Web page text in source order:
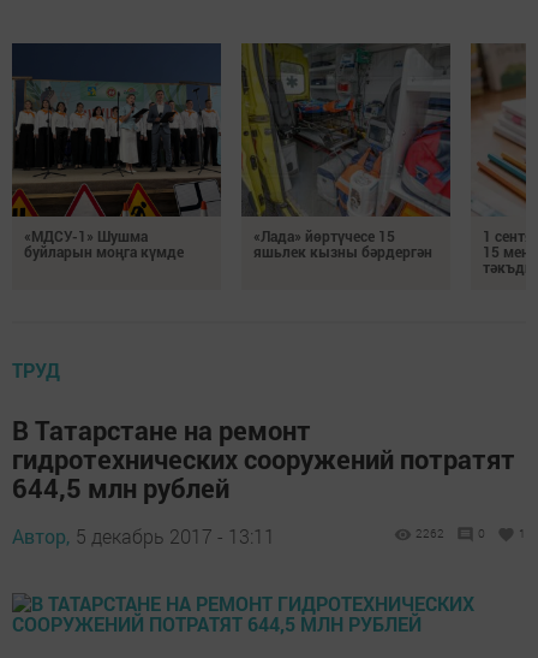
«МДСУ-1» Шушма
буйларын моңга күмде
«Лада» йөртүчесе 15
яшьлек кызны бәрдергән
1
15 мең
ТРУД
В Татарстане на ремонт
гидротехнических сооружений потратят
644,5 млн рублей
Автор, 5 декабрь 2017 - 13:11 2262 0 1